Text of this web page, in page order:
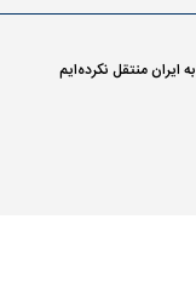
ایران منتقل نکرده‌ایم